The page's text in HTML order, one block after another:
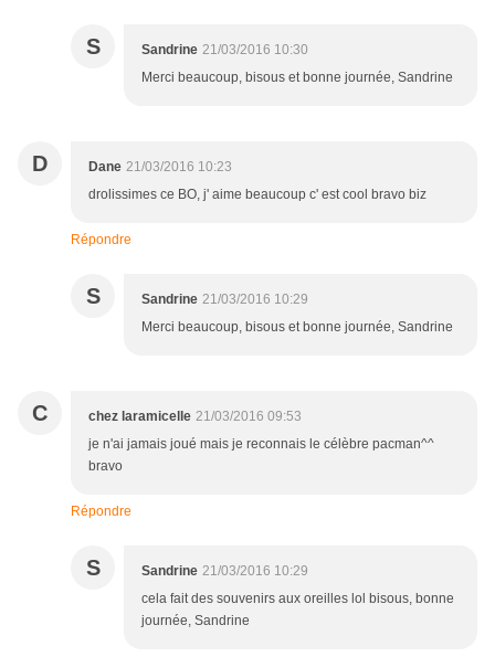
S Sandrine 21/03/2016 10:30
Merci beaucoup, bisous et bonne journée, Sandrine
D Dane 21/03/2016 10:23
drolissimes ce BO, j' aime beaucoup c' est cool bravo biz
Répondre
S Sandrine 21/03/2016 10:29
Merci beaucoup, bisous et bonne journée, Sandrine
C chez laramicelle 21/03/2016 09:53
je n'ai jamais joué mais je reconnais le célèbre pacman^^
bravo
Répondre
S Sandrine 21/03/2016 10:29
cela fait des souvenirs aux oreilles lol bisous, bonne
journée, Sandrine